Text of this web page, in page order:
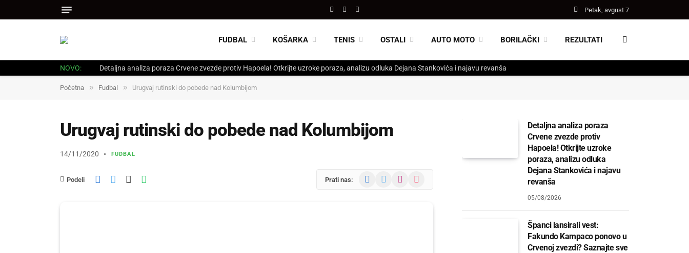
Facebook
X
Instagram
Petak, avgust 7
FUDBAL KOŠARKA TENIS OSTALI AUTO MOTO BORILAČKI REZULTATI
NOVO: Detaljna analiza poraza Crvene zvezde protiv Hapoela! Otkrijte uzroke poraza, analizu odluka Dejana Stankovića i najavu revanša
Početna » Fudbal » Urugvaj rutinski do pobede nad Kolumbijom
Urugvaj rutinski do pobede nad Kolumbijom
14/11/2020 FUDBAL
Podeli Prati nas: Facebook Instagram
TikTok
Detaljna analiza poraza
Crvene zvezde protiv
Hapoela! Otkrijte uzroke
poraza, analizu odluka
Dejana Stankovića i najavu
revanša
05/08/2026
Španci lansirali vest:
Fakundo Kampaco ponovo u
Crvenoj zvezdi? Saznajte sve